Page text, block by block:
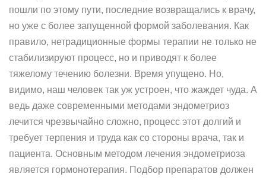
пошли по этому пути, последние возвращались к врачу,
но уже с более запущенной формой заболевания. Как
правило, нетрадиционные формы терапии не только не
стабилизируют процесс, но и приводят к более
тяжелому течению болезни. Время упущено. Но,
видимо, наш человек так уж устроен, что жаждет чуда. А
ведь даже современными методами эндометриоз
лечится чрезвычайно сложно, процесс этот долгий и
требует терпения и труда как со стороны врача, так и
пациента. Основным методом лечения эндометриоза
является гормонотерапия. Подбор препаратов должен